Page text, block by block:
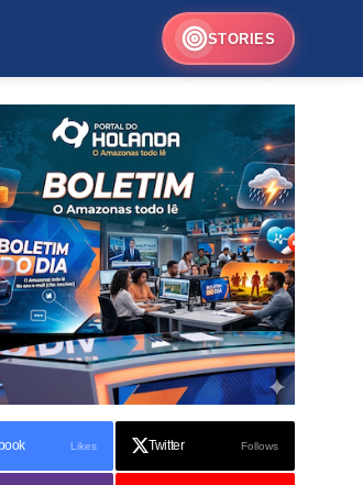
STORIES
Likes Twitter Follows